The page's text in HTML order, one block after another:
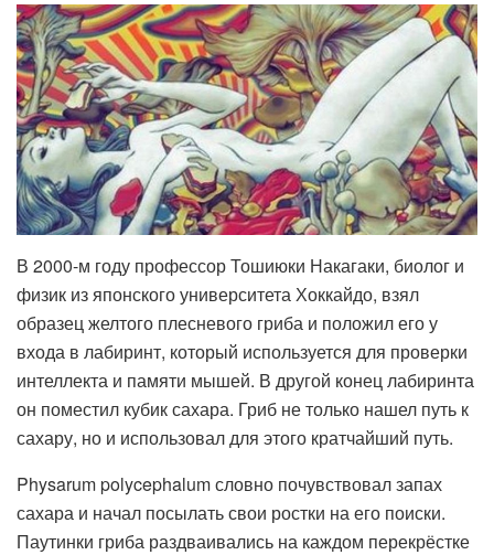
В 2000-м году профессор Тошиюки Накагаки, биолог и
физик из японского университета Хоккайдо, взял
образец желтого плесневого гриба и положил его у
входа в лабиринт, который используется для проверки
интеллекта и памяти мышей. В другой конец лабиринта
он поместил кубик сахара. Гриб не только нашел путь к
сахару, но и использовал для этого кратчайший путь.
Physarum polycephalum словно почувствовал запах
сахара и начал посылать свои ростки на его поиски.
Паутинки гриба раздваивались на каждом перекрёстке